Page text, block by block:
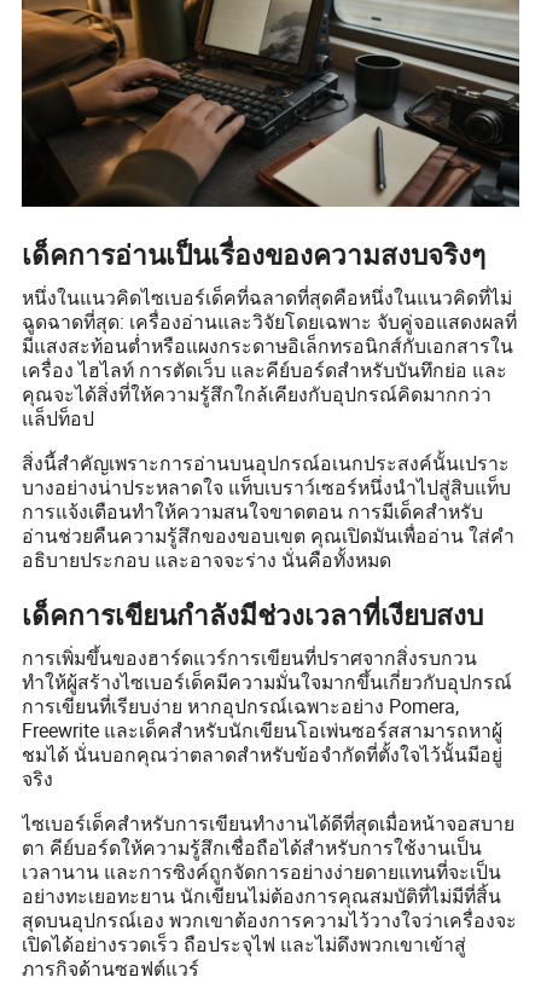
เด็คการอ่านเป็นเรื่องของความสงบจริงๆ
หนึ่งในแนวคิดไซเบอร์เด็คที่ฉลาดที่สุดคือหนึ่งในแนวคิดที่ไม่
ฉูดฉาดที่สุด: เครื่องอ่านและวิจัยโดยเฉพาะ จับคู่จอแสดงผลที่
มีแสงสะท้อนต่ำหรือแผงกระดาษอิเล็กทรอนิกส์กับเอกสารใน
เครื่อง ไฮไลท์ การตัดเว็บ และคีย์บอร์ดสำหรับบันทึกย่อ และ
คุณจะได้สิ่งที่ให้ความรู้สึกใกล้เคียงกับอุปกรณ์คิดมากกว่า
แล็ปท็อป
สิ่งนี้สำคัญเพราะการอ่านบนอุปกรณ์อเนกประสงค์นั้นเปราะ
บางอย่างน่าประหลาดใจ แท็บเบราว์เซอร์หนึ่งนำไปสู่สิบแท็บ
การแจ้งเตือนทำให้ความสนใจขาดตอน การมีเด็คสำหรับ
อ่านช่วยคืนความรู้สึกของขอบเขต คุณเปิดมันเพื่ออ่าน ใส่คำ
อธิบายประกอบ และอาจจะร่าง นั่นคือทั้งหมด
เด็คการเขียนกำลังมีช่วงเวลาที่เงียบสงบ
การเพิ่มขึ้นของฮาร์ดแวร์การเขียนที่ปราศจากสิ่งรบกวน
ทำให้ผู้สร้างไซเบอร์เด็คมีความมั่นใจมากขึ้นเกี่ยวกับอุปกรณ์
การเขียนที่เรียบง่าย หากอุปกรณ์เฉพาะอย่าง Pomera,
Freewrite และเด็คสำหรับนักเขียนโอเพ่นซอร์สสามารถหาผู้
ชมได้ นั่นบอกคุณว่าตลาดสำหรับข้อจำกัดที่ตั้งใจไว้นั้นมีอยู่
จริง
ไซเบอร์เด็คสำหรับการเขียนทำงานได้ดีที่สุดเมื่อหน้าจอสบาย
ตา คีย์บอร์ดให้ความรู้สึกเชื่อถือได้สำหรับการใช้งานเป็น
เวลานาน และการซิงค์ถูกจัดการอย่างง่ายดายแทนที่จะเป็น
อย่างทะเยอทะยาน นักเขียนไม่ต้องการคุณสมบัติที่ไม่มีที่สิ้น
สุดบนอุปกรณ์เอง พวกเขาต้องการความไว้วางใจว่าเครื่องจะ
เปิดได้อย่างรวดเร็ว ถือประจุไฟ และไม่ดึงพวกเขาเข้าสู่
ภารกิจด้านซอฟต์แวร์